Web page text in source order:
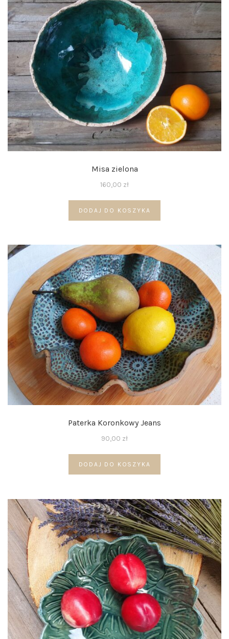
Misa zielona
160,00 zł
DODAJ DO KOSZYKA
Paterka Koronkowy Jeans
90,00 zł
DODAJ DO KOSZYKA